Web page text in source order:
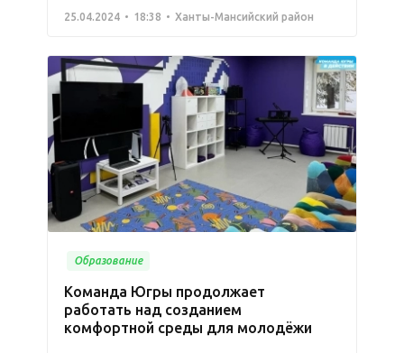
25.04.2024 18:38 Ханты-Мансийский район
Образование
Команда Югры продолжает
работать над созданием
комфортной среды для молодёжи